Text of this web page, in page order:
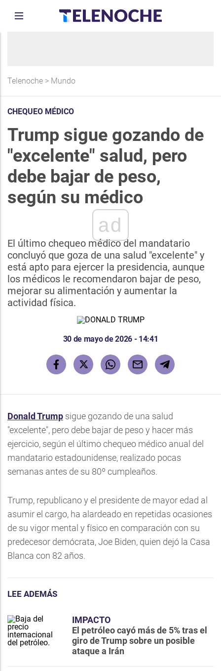
Telenoche > Mundo
CHEQUEO MÉDICO
Trump sigue gozando de
"excelente" salud, pero
debe bajar de peso,
según su médico
ad
El último chequeo médico del mandatario
concluyó que goza de una salud "excelente" y
está apto para ejercer la presidencia, aunque
los médicos le recomendaron bajar de peso,
mejorar su alimentación y aumentar la
actividad física.
30 de mayo de 2026 - 14:41
Donald Trump sigue gozando de una salud
"excelente", pero debe bajar de peso y hacer más
ejercicio, según el último chequeo médico anual del
mandatario estadounidense, realizado pocas
semanas antes de su 80º cumpleaños.
Trump, republicano y el presidente de mayor edad al
asumir el cargo, ha alardeado en repetidas ocasiones
de su vigor mental y físico en comparación con su
predecesor demócrata, Joe Biden, quien dejó la Casa
Blanca con 82 años.
LEE ADEMÁS
IMPACTO
El petróleo cayó más de 5% tras el
giro de Trump sobre un posible
ataque a Irán